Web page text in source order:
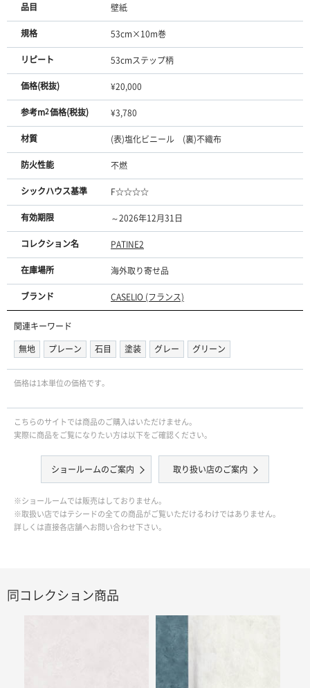
品目 壁紙
規格 53cm×10m巻
リピート 53cmステップ柄
価格(税抜) ¥20,000
参考m2価格(税抜) ¥3,780
材質 (表)塩化ビニール (裏)不織布
防火性能 不燃
シックハウス基準 F☆☆☆☆
有効期限 ～2026年12月31日
コレクション名 PATINE2
在庫場所 海外取り寄せ品
ブランド CASELIO (フランス)
関連キーワード
無地
プレーン 石目 塗装 グレー グリーン
価格は1本単位の価格です｡
こちらのサイトでは商品のご購入はいただけません。
実際に商品をご覧になりたい方は以下をご確認ください。
ショールームのご案内 取り扱い店のご案内
※ショールームでは販売はしておりません。
※取扱い店ではテシードの全ての商品がご覧いただけるわけではありません。
詳しくは直接各店舗へお問い合わせ下さい。
同コレクション商品